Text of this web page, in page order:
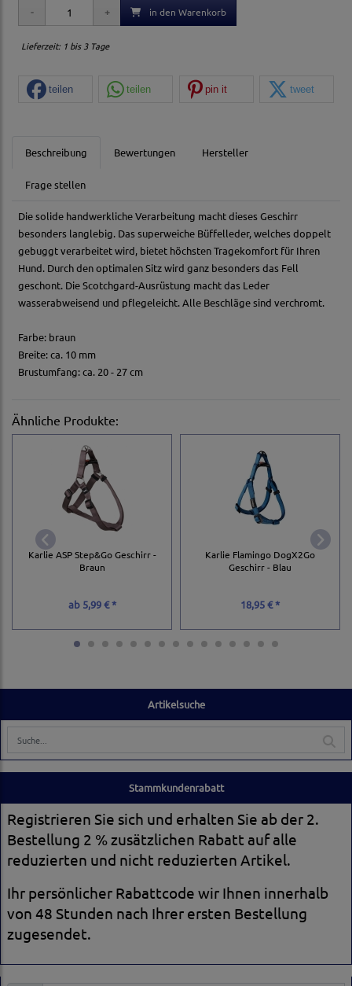
Artikelsuche
in den Warenkorb
Lieferzeit: 1 bis 3 Tage
teilen teilen pin it tweet
Beschreibung Bewertungen Hersteller
Frage stellen
Die solide handwerkliche Verarbeitung macht dieses Geschirr
besonders langlebig. Das superweiche Büffelleder, welches doppelt
gebuggt verarbeitet wird, bietet höchsten Tragekomfort für Ihren
Hund. Durch den optimalen Sitz wird ganz besonders das Fell
geschont. Die Scotchgard-Ausrüstung macht das Leder
wasserabweisend und pflegeleicht. Alle Beschläge sind verchromt.
Farbe: braun
Breite: ca. 10 mm
Brustumfang: ca. 20 - 27 cm
Ähnliche Produkte:
Karlie ASP Step&Go Geschirr -
Braun
ab5,99 € *
Karlie Flamingo DogX2Go
Geschirr - Blau
18,95 € *
Stammkundenrabatt
Registrieren Sie sich und erhalten Sie ab der 2.
Bestellung 2 % zusätzlichen Rabatt auf alle
reduzierten und nicht reduzierten Artikel.
Ihr persönlicher Rabattcode wir Ihnen innerhalb
von 48 Stunden nach Ihrer ersten Bestellung
zugesendet.